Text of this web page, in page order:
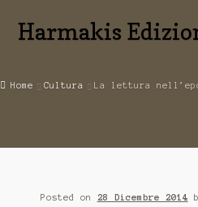
Vai
Vai
Harmakis
Home Cultura La lettura
Posted on 28 Dicembre 2014